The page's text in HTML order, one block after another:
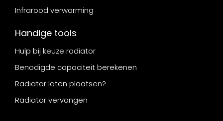
Infrarood verwarming
Handige tools
Hulp bij keuze radiator
Benodigde capaciteit berekenen
Radiator laten plaatsen?
Radiator vervangen